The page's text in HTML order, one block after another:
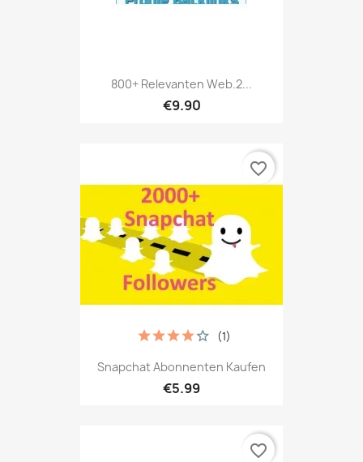
800+ Relevanten Web.2...
€9.90
Snapchat Abonnenten Kaufen
€5.99
(1)
favorite_border
favorite_border